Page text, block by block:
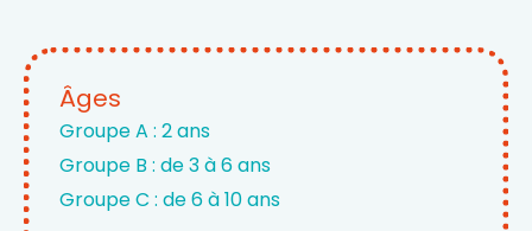
Âges
Groupe A : 2 ans
Groupe B : de 3 à 6 ans
Groupe C : de 6 à 10 ans